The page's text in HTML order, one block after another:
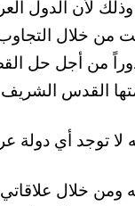
لأن الدول
خلال التجاوب
من أجل حل
القدس
لا توجد أي
ومن خلال